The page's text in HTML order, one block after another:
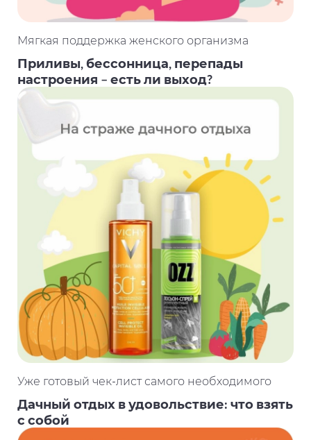
Мягкая поддержка женского организма
Приливы, бессонница, перепады
настроения – есть ли выход?
Уже готовый чек-лист самого необходимого
Дачный отдых в удовольствие: что взять
с собой